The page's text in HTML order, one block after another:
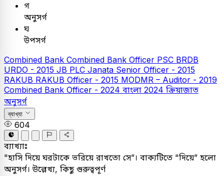
গ
অনুসর্গ
ঘ
উপসর্গ
Combined Bank Combined Bank Officer PSC BRDB
URDO - 2015 JB PLC Janata Senior Officer - 2015
RAKUB RAKUB Officer - 2015 MODMR – Auditor - 2019
Combined Bank Officer - 2024 বাংলা 2024 ক্রিয়াজাত
অনুসর্গ
ব্যাখ্যা
604
ব্যাখ্যাঃ
"হাসি দিয়ে ঘরটাকে ভরিয়ে রাখতো সে”। বাক্যটিতে "দিয়ে” হলো
অনুসর্গ। উল্লেখ্য, কিছু গুরুত্বপূর্ণ